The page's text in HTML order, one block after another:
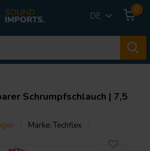
DE
0
Schrumpfschlauch | 7,5
Marke:Techflex